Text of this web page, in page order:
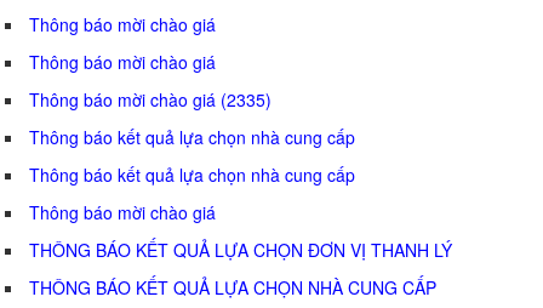
Thông báo mời chào giá
Thông báo mời chào giá
Thông báo mời chào giá (2335)
Thông báo kết quả lựa chọn nhà cung cấp
Thông báo kết quả lựa chọn nhà cung cấp
Thông báo mời chào giá
THÔNG BÁO KẾT QUẢ LỰA CHỌN ĐƠN VỊ THANH LÝ
THÔNG BÁO KẾT QUẢ LỰA CHỌN NHÀ CUNG CẤP